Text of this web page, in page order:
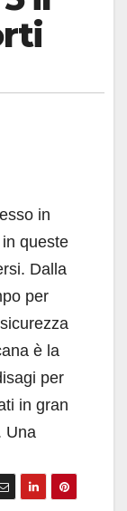
in
queste
Dalla
per
è la
per
in gran
Una